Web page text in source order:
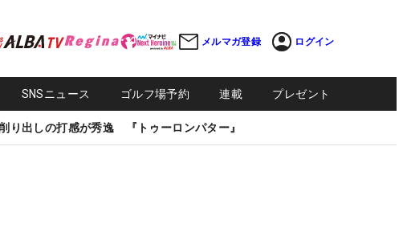
メルマガ登録 ログイン
SNSニュース ゴルフ場予約 連載 プレゼント
り出しの打感が秀逸 『トゥーロンパター』